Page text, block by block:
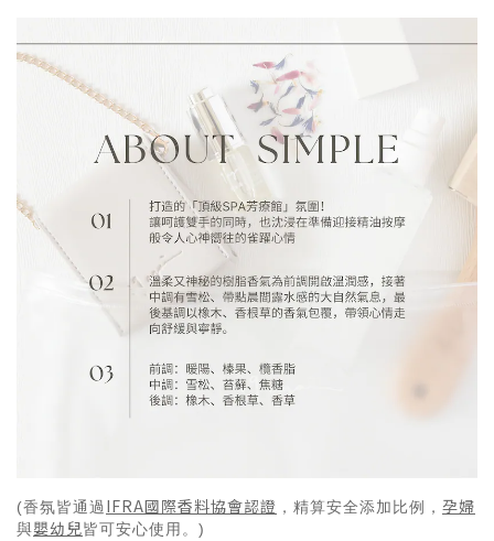
(香氛皆通過IFRA國際香料協會認證 ，精算安全添加比例， 孕婦
與嬰幼兒皆可安心使用。)